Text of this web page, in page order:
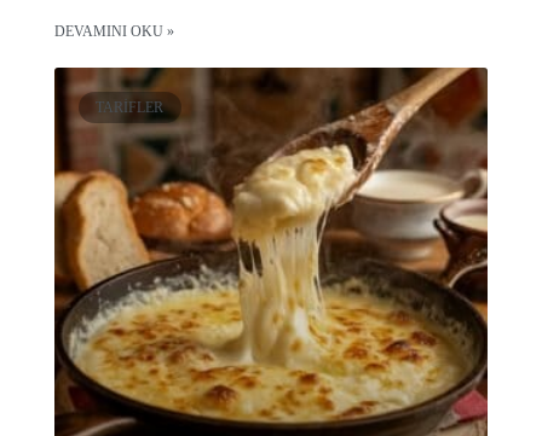
DEVAMINI OKU »
TARIFLER